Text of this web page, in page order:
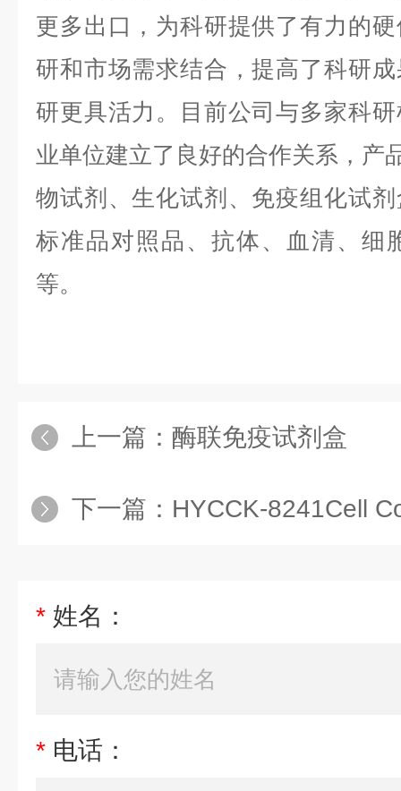
更多出口，为科研提供了有力的
研和市场需求结合，提高了科研
研更具活力。目前公司与多家科
业单位建立了良好的合作关系，产
物试剂、生化试剂、免疫组化试
标准品对照品、抗体、血清、细
等。
上一篇： 酶联免疫试剂盒
下一篇： HYCCK-8241Cell
* 姓名：
* 电话：